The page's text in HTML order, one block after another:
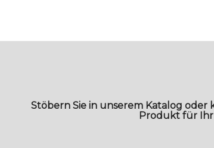
Stöbern Sie in unserem Katalog oder
Produkt für